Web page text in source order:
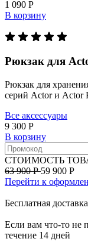
1 090 Р
В корзину
Рюкзак для
Рюкзак для
серий Actor и Actor
Все аксессуары
9 300 Р
В корзину
СТОИМОСТЬ
63 900 Р59 900 Р
Перейти к
Бесплатная
Если вам что-то не
течение 14 дней